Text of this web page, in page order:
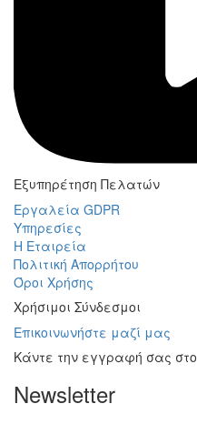
Εξυπηρέτηση Πελατών
Εργαλεία GDPR
Υπηρεσίες
Η Εταιρεία
Πολιτική Απορρήτου
Όροι Χρήσης
Χρήσιμοι Σύνδεσμοι
Επικοινωνήστε μαζί μας
Κάντε την εγγραφή σας στο
Newsletter